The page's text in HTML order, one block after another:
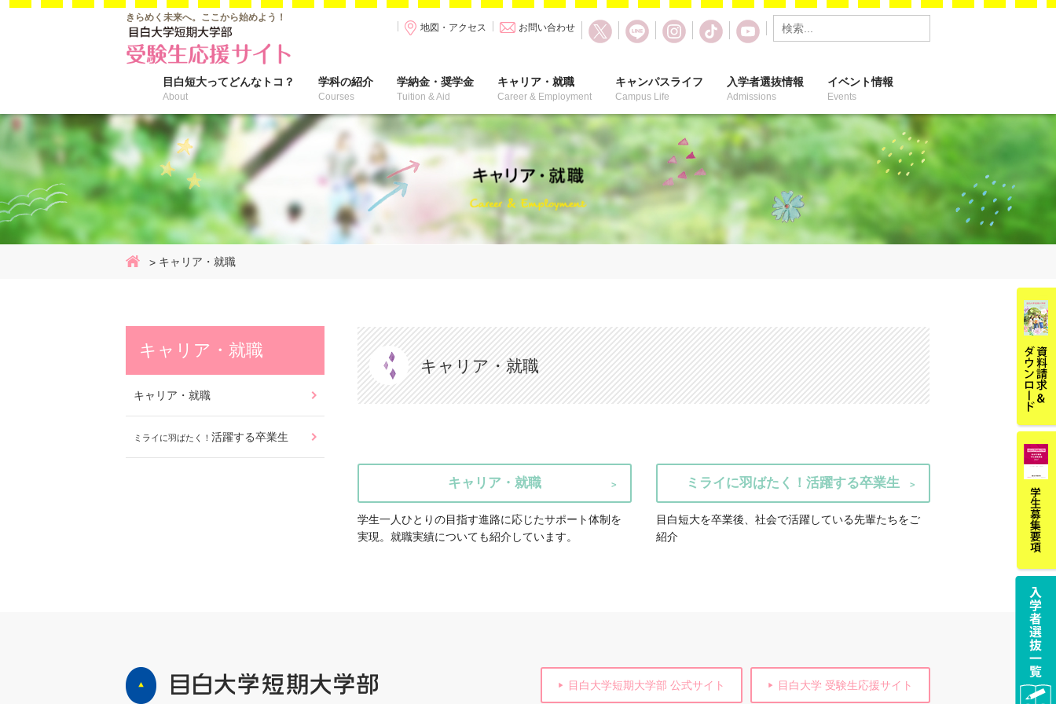
きらめく未来へ。 ここから始めよう！
地図・アクセス
お問い合わせ
目白短大ってどんなトコ？
About
学科の紹介
Courses
学納金・奨学金
Tuition & Aid
キャリア・就職
Career & Employment
キャンパスライフ
Campus Life
入学者選抜情報
Admissions
イベント情報
Events
Homeキャリア・就職
キャリア・就職
キャリア・就職
学生一人ひとりの目指す進路に応じたサポート体制を
実現。就職実績についても紹介しています。
ミライに羽ばたく！活躍する卒業生
目白短大を卒業後、社会で活躍している先輩たちをご
紹介
キャリア・就職
キャリア・就職
ミライに羽ばたく！ 活躍する卒業生
目白大学短期大学部 公式サイト 目白大学 受験生応援サイト